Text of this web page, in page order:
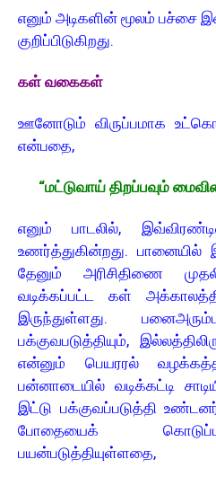
எனும் அடிகளின் மூலம் பச்சை
குறிப்பிடுகிறது.
கள் வகைகள்
ஊனோடும் விருப்பமாக
என்பதை,
“மட்டுவாய் திறப்பவும்
எனும் பாடலில்,
உணர்த்துகின்றது. பானையில்
தேனும் அரிசிதிணை
வடிக்கப்பட்ட கள்
இருந்துள்ளது.
பக்குவபடுத்தியும்,
என்னும் பெயரரல்
பன்னாடையில் வடிக்கட்டி
இட்டு பக்குவப்படுத்தி
போதையைக்
பயன்படுத்தியுள்ளதை,